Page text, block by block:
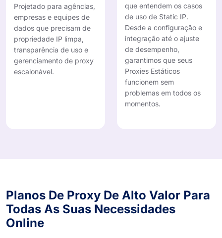
Projetado para agências,
empresas e equipes de
dados que precisam de
propriedade IP limpa,
transparência de uso e
gerenciamento de proxy
escalonável.
que entendem os casos
de uso de Static IP.
Desde a configuração e
integração até o ajuste
de desempenho,
garantimos que seus
Proxies Estáticos
funcionem sem
problemas em todos os
momentos.
Planos De Proxy De Alto Valor Para
Todas As Suas Necessidades
Online